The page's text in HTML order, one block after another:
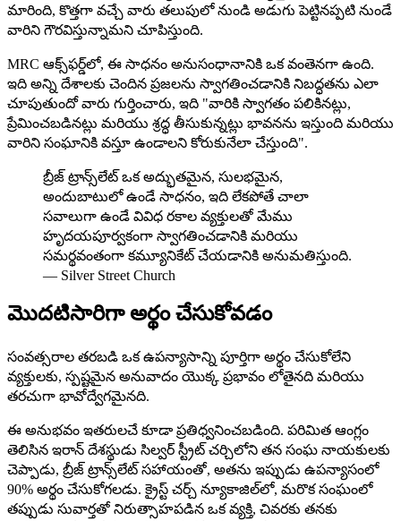
మారింది, కొత్తగా వచ్చే వారు తలుపులో నుండి అడుగు పెట్టినప్పటి నుండే
వారిని గౌరవిస్తున్నామని చూపిస్తుంది.
MRC ఆక్స్‌ఫర్డ్‌లో, ఈ సాధనం అనుసంధానానికి ఒక వంతెనగా ఉంది.
ఇది అన్ని దేశాలకు చెందిన ప్రజలను స్వాగతించడానికి నిబద్ధతను ఎలా
చూపుతుందో వారు గుర్తించారు, ఇది "వారికి స్వాగతం పలికినట్లు,
ప్రేమించబడినట్లు మరియు శ్రద్ధ తీసుకున్నట్లు భావనను ఇస్తుంది మరియు
వారిని సంఘానికి వస్తూ ఉండాలని కోరుకునేలా చేస్తుంది".
బ్రీజ్ ట్రాన్స్‌లేట్ ఒక అద్భుతమైన, సులభమైన,
అందుబాటులో ఉండే సాధనం, ఇది లేకపోతే చాలా
సవాలుగా ఉండే వివిధ రకాల వ్యక్తులతో మేము
హృదయపూర్వకంగా స్వాగతించడానికి మరియు
సమర్థవంతంగా కమ్యూనికేట్ చేయడానికి అనుమతిస్తుంది.
— Silver Street Church
మొదటిసారిగా అర్థం చేసుకోవడం
సంవత్సరాల తరబడి ఒక ఉపన్యాసాన్ని పూర్తిగా అర్థం చేసుకోలేని
వ్యక్తులకు, స్పష్టమైన అనువాదం యొక్క ప్రభావం లోతైనది మరియు
తరచుగా భావోద్వేగమైనది.
ఈ అనుభవం ఇతరులచే కూడా ప్రతిధ్వనించబడింది. పరిమిత ఆంగ్లం
తెలిసిన ఇరాన్ దేశస్థుడు సిల్వర్ స్ట్రీట్ చర్చిలోని తన సంఘ నాయకులకు
చెప్పాడు, బ్రీజ్ ట్రాన్స్‌లేట్ సహాయంతో, అతను ఇప్పుడు ఉపన్యాసంలో
90% అర్థం చేసుకోగలడు. క్రైస్ట్ చర్చ్ న్యూకాజిల్‌లో, మరొక సంఘంలో
తప్పుడు సువార్తతో నిరుత్సాహపడిన ఒక వ్యక్తి, చివరకు తనకు